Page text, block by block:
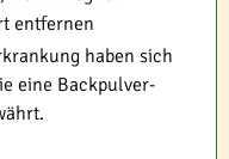
entfernen
haben sich
eine Backpulver-